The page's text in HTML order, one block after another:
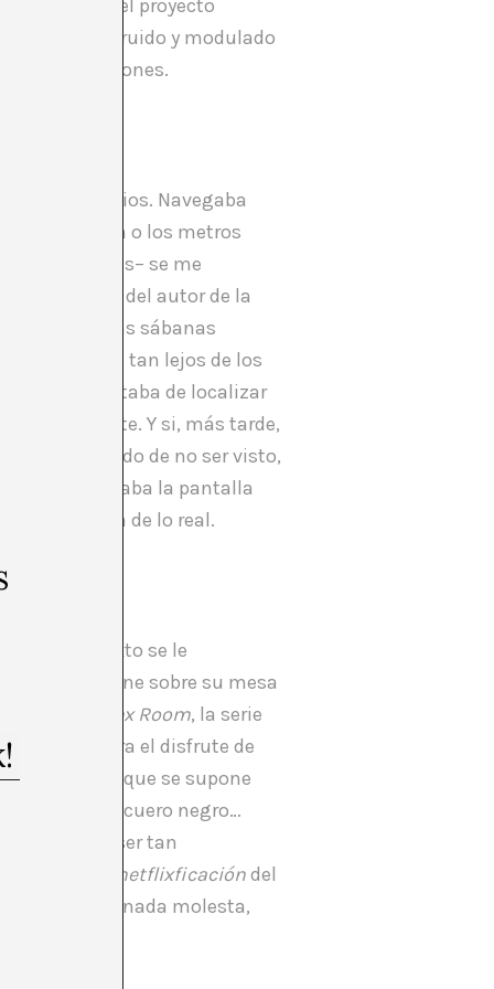
temáticos del proyecto
ha construido y modulado
emociones.
inmobiliarios. Navegaba
la ubicación o los metros
habitadas– se me
las sombras del autor de la
desorden, las sábanas
no estaban tan lejos de los
y trataba de localizar
mentalmente. Y si, más tarde,
y, tratando de no ser visto,
Necesitaba la pantalla
de lo real.
y el texto se le
que tiene sobre su mesa
to Build a Sex Room, la serie
perfecta para el disfrute de
de lo que se supone
redondas, cuero negro…
pudiera ser tan
Es la
netflixficacióndel
Nada duele, nada molesta,
años.